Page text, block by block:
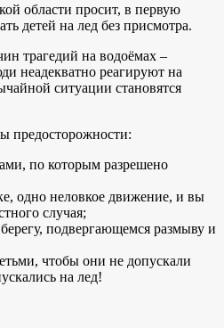
области просит, в первую
детей на лед без присмотра.
трагедий на водоёмах –
неадекватно реагируют на
ситуации становятся
предосторожности:
по которым разрешено
одно неловкое движение, и вы
случая;
подвергающемся размыву и
чтобы они не допускали
на лед!